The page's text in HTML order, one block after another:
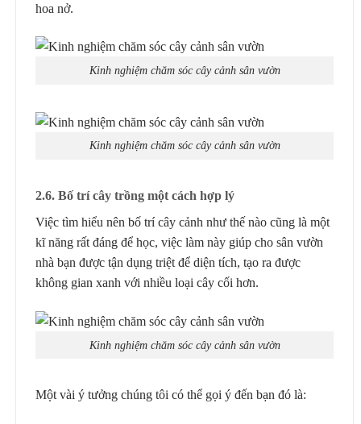
hoa nở.
Kinh nghiệm chăm sóc cây cảnh sân vườn
Kinh nghiệm chăm sóc cây cảnh sân vườn
2.6. Bố trí cây trồng một cách hợp lý
Việc tìm hiểu nên bố trí cây cảnh như thế nào cũng là một
kĩ năng rất đáng để học, việc làm này giúp cho sân vườn
nhà bạn được tận dụng triệt để diện tích, tạo ra được
không gian xanh với nhiều loại cây cối hơn.
Kinh nghiệm chăm sóc cây cảnh sân vườn
Một vài ý tưởng chúng tôi có thể gọi ý đến bạn đó là: